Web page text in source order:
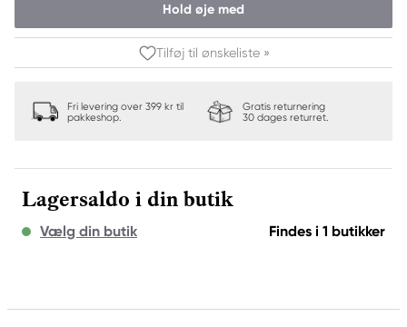
Hold øje med
Tilføj til ønskeliste »
Fri levering over 399 kr til
pakkeshop.
Gratis returnering
30 dages returret.
Lagersaldo i din butik
Vælg din butik Findes i 1 butikker